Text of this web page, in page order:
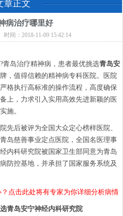
章正文
病治疗哪里好
时间：2018-11-09 15:42:14
岛治疗精神病，患者最优挑选青岛安
牌，值得信赖的精神病专科医院。医院
格执行高标准的操作流程，高度确保
上，力求引入实用高效先进新颖的医
施。
后被评为全国大众定心榜样医院、
岛慈善事业定点医院，全国名医理事
内科研究院被国家卫生部同意为青岛
防控基地，并承担了国家服务系统及
点击此处将有专家为你详细分析病情
青岛安宁神经内科研究院